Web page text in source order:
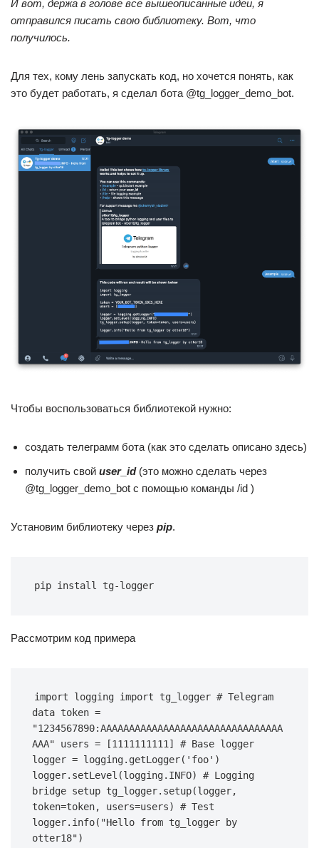
И вот, держа в голове все вышеописанные идеи, я
отправился писать свою библиотеку. Вот, что
получилось.
Для тех, кому лень запускать код, но хочется понять, как
это будет работать, я сделал бота @tg_logger_demo_bot.
Чтобы воспользоваться библиотекой нужно:
создать телеграмм бота (как это сделать описано здесь)
получить свой user_id(это можно сделать через
@tg_logger_demo_bot с помощью команды /id )
Установим библиотеку через pip.
pip install tg-logger
Рассмотрим код примера
import logging import tg_logger # Telegram
data token =
"1234567890:AAAAAAAAAAAAAAAAAAAAAAAAAAAAAAAA
AAA" users = [1111111111] # Base logger
logger = logging.getLogger('foo')
logger.setLevel(logging.INFO) # Logging
bridge setup tg_logger.setup(logger,
token=token, users=users) # Test
logger.info("Hello from tg_logger by
otter18")